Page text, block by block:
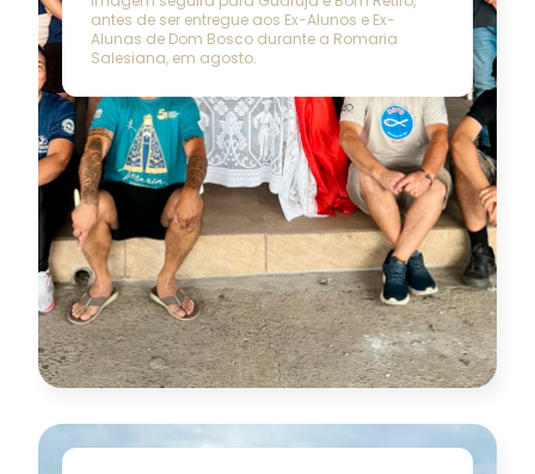
antes de ser entregue aos Ex-Alunos e Ex-
Alunas de Dom Bosco durante a Romaria
Salesiana, em agosto.